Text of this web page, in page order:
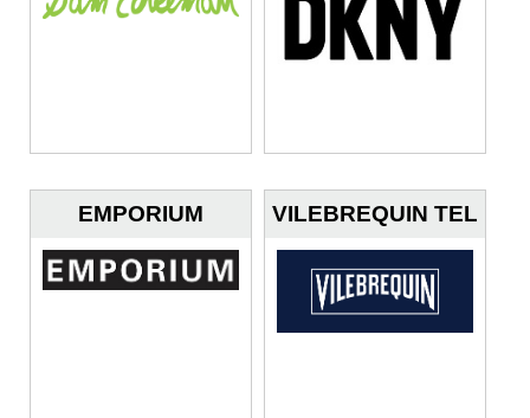
VILEBREQUIN TEL
EMPORIUM